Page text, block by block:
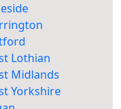
Lothian
Midlands
Yorkshire